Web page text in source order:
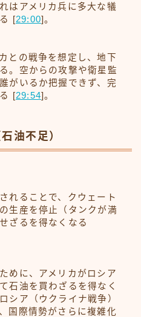
はアメリカ兵に多大な犠
[29:00]。
との戦争を想定し、地下
。空からの攻撃や衛星監
がいるか把握できず、完
[29:54]。
油不足）
れることで、クウェート
生産を停止（タンクが満
ざるを得なくなる
めに、アメリカがロシア
石油を買わざるを得なく
シア（ウクライナ戦争）
国際情勢がさらに複雑化